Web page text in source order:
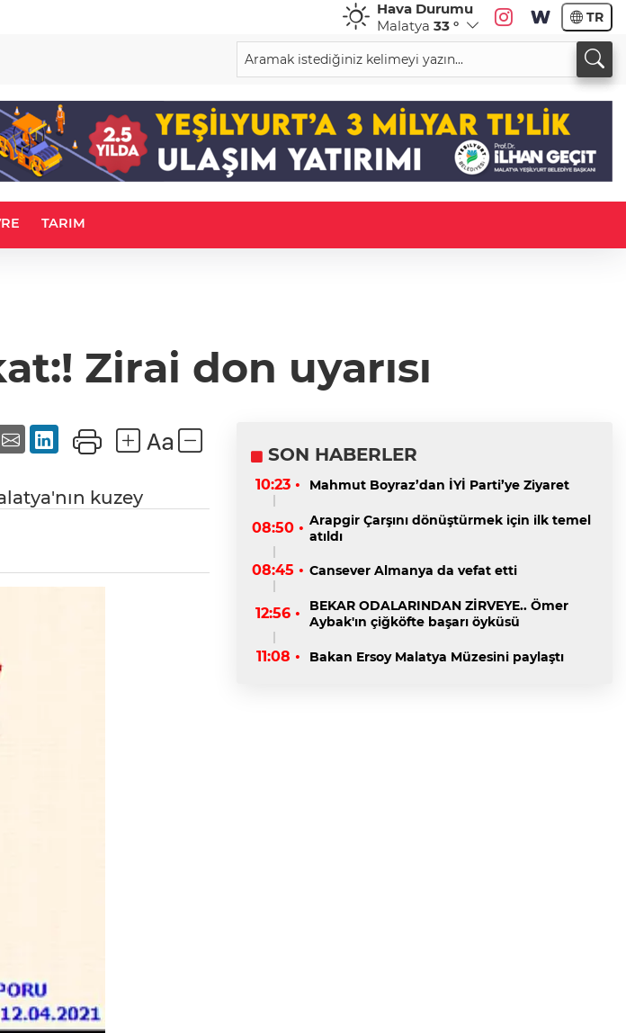
Hava Durumu
Malatya 33 ° TR
TARIM
Zirai don uyarısı
kuzey
SON HABERLER
10:23 • Mahmut Boyraz’dan İYİ Parti’ye Ziyaret
08:50 • Arapgir Çarşını dönüştürmek için ilk temel
atıldı
08:45 • Cansever Almanya da vefat etti
12:56 •
BEKAR ODALARINDAN ZİRVEYE.. Ömer
Aybak'ın çiğköfte başarı öyküsü
11:08 • Bakan Ersoy Malatya Müzesini paylaştı